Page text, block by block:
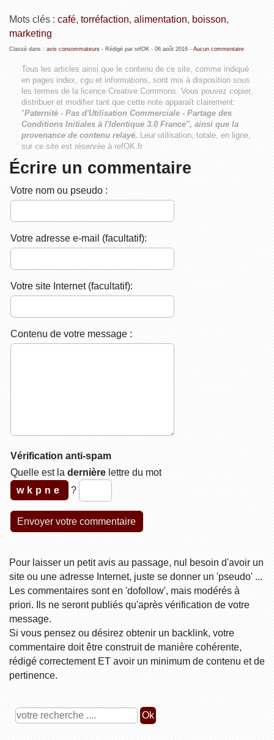
Mots clés : café, torréfaction, alimentation, boisson,
marketing
Classé dans : avis consommateurs- Rédigé par refOK - 06 août 2016- Aucun commentaire
Tous les articles ainsi que le contenu de ce site, comme indiqué
en pages index, cgu et informations, sont mis à disposition sous
les termes de la licence Creative Commons . Vous pouvez copier,
distribuer et modifier tant que cette note apparaît clairement:
"Paternité - Pas d'Utilisation Commerciale - Partage des
Conditions Initiales à l'Identique 3.0 France", ainsi que la
provenance de contenu relayé. Leur utilisation, totale, en ligne,
sur ce site est réservée à refOK.fr
Écrire un commentaire
Votre nom ou pseudo :
Votre adresse e-mail (facultatif):
Votre site Internet (facultatif):
Contenu de votre message :
Vérification anti-spam
Quelle est la dernièrelettre du mot
wkpne
?
Pour laisser un petit avis au passage, nul besoin d'avoir un
site ou une adresse Internet, juste se donner un 'pseudo' ...
Les commentaires sont en 'dofollow', mais modérés à
priori. Ils ne seront publiés qu'après vérification de votre
message.
Si vous pensez ou désirez obtenir un backlink, votre
commentaire doit être construit de manière cohérente,
rédigé correctement ET avoir un minimum de contenu et de
pertinence.